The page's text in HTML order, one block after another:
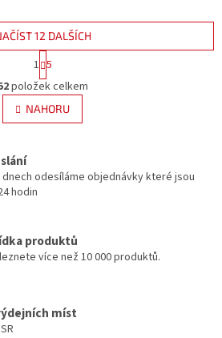
pórobetonu,
vláknocementových a
sádrokartonových desek před
natíráním disperzními barvami a
nanášením...
O
v
l
á
c
í
k
y
p
i
12 DALŠÍCH
t
r
á
n
k
n
1 5
položek celkem
NAHORU
dnech odesíláme objednávky které jsou
hodin
produktů
více než 10 000 produktů.
míst